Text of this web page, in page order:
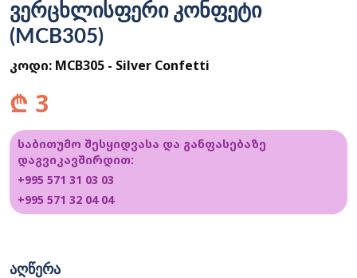
ვერცხლისფერი კონფეტი
(MCB305)
კოდი: MCB305 - Silver Confetti
₾ 3
საბითუმო შესყიდვასა და განფასებაზე
დაგვიკავშირდით:
+995 571 31 03 03
+995 571 32 04 04
ᲐᲦᲬᲔᲠᲐ